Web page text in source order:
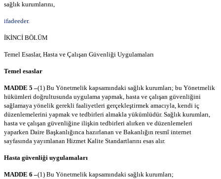
sağlık kurumlarını,
ifadeeder.
İKİNCİ BÖLÜM
Temel Esaslar, Hasta ve Çalışan Güvenliği Uygulamaları
Temel esaslar
MADDE 5 –(1) Bu Yönetmelik kapsamındaki sağlık kurumları; bu Yönetmelik
hükümleri doğrultusunda uygulama yapmak, hasta ve çalışan güvenliğini
sağlamaya yönelik gerekli faaliyetleri gerçekleştirmek amacıyla, kendi iç
düzenlemelerini yapmak ve tedbirleri almakla yükümlüdür. Sağlık kurumları,
hasta ve çalışan güvenliğine ilişkin tedbirleri alırken ve düzenlemeleri
yaparken Daire Başkanlığınca hazırlanan ve Bakanlığın resmî internet
sayfasında yayımlanan Hizmet Kalite Standartlarını esas alır.
Hasta güvenliği uygulamaları
MADDE 6 –(1) Bu Yönetmelik kapsamındaki sağlık kurumları;